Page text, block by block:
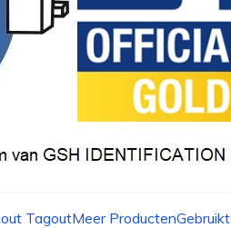
TagoutMeer ProductenGebruikt